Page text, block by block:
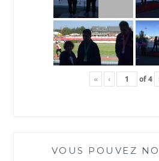
« ‹ of4
VOUS POUVEZ